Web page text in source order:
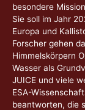
besondere
Sie soll im Jahr
Europa und
Forscher gehen
Himmelskörpern
Wasser als
JUICE und viele
ESA-
beantworten, die